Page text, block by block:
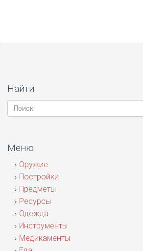
Найти
Меню
Оружие
Постройки
Предметы
Ресурсы
Одежда
Инструменты
Медикаменты